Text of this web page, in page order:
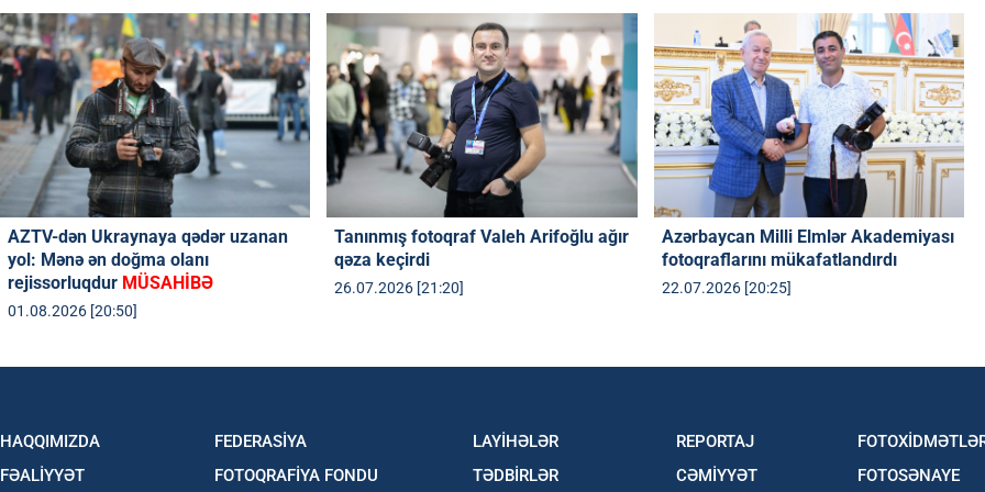
AZTV-dən Ukraynaya qədər uzanan
yol: Mənə ən doğma olanı
rejissorluqdur MÜSAHİBƏ
01.08.2026 [20:50]
Tanınmış fotoqraf Valeh Arifoğlu ağır
qəza keçirdi
26.07.2026 [21:20]
Azərbaycan Milli Elmlər Akademiyası
fotoqraflarını mükafatlandırdı
22.07.2026 [20:25]
HAQQIMIZDA
FƏALİYYƏT
FEDERASİYA
FOTOQRAFİYA FONDU
LAYİHƏLƏR
TƏDBİRLƏR
REPORTAJ
CƏMİYYƏT
FOTOSƏNAYE